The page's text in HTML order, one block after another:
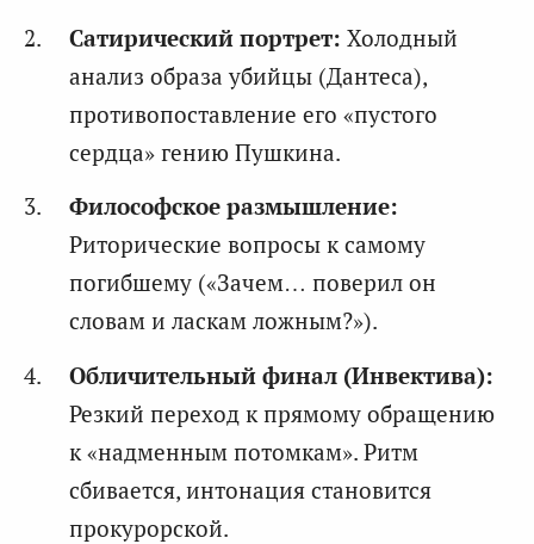
Сатирический портрет: Холодный
анализ образа убийцы (Дантеса),
противопоставление его «пустого
сердца» гению Пушкина.
Философское размышление:
Риторические вопросы к самому
погибшему («Зачем… поверил он
словам и ласкам ложным?»).
Обличительный финал (Инвектива):
Резкий переход к прямому обращению
к «надменным потомкам». Ритм
сбивается, интонация становится
прокурорской.